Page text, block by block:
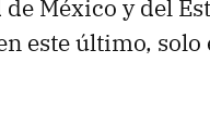
México y del
este último, solo